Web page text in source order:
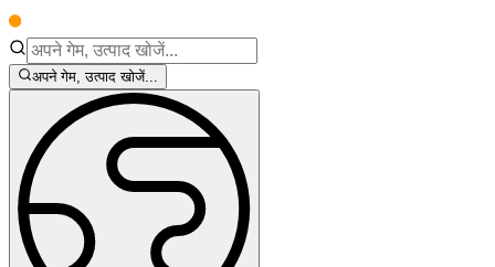
अपने गेम, उत्पाद खोजें...